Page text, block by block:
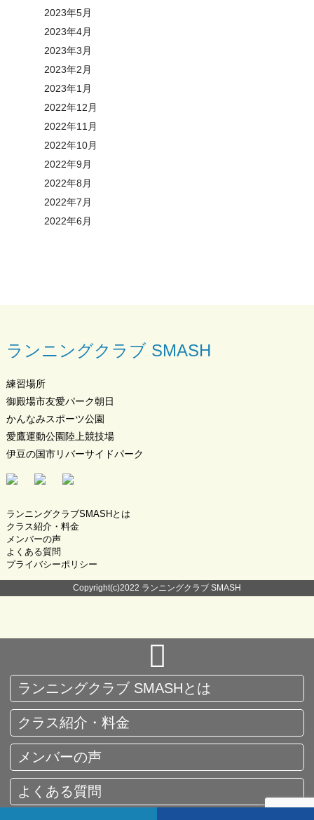
2023年5月
2023年4月
2023年3月
2023年2月
2023年1月
2022年12月
2022年11月
2022年10月
2022年9月
2022年8月
2022年7月
2022年6月
ランニングクラブ SMASH
練習場所
御殿場市友愛パーク朝日
かんなみスポーツ公園
愛鷹運動公園陸上競技場
伊豆の国市リバーサイドパーク
ランニングクラブSMASHとは
クラス紹介・料金
メンバーの声
よくある質問
プライバシーポリシー
Copyright(c)2022 ランニングクラブ SMASH
ランニングクラブ SMASHとは
クラス紹介・料金
メンバーの声
よくある質問